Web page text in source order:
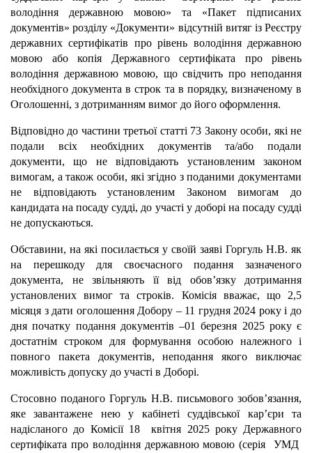
володіння державною мовою» та «Пакет підписаних
документів» розділу «Документи» відсутній витяг із Реєстру
державних сертифікатів про рівень володіння державною
мовою або копія Державного сертифіката про рівень
володіння державною мовою, що свідчить про неподання
необхідного документа в строк та в порядку, визначеному в
Оголошенні, з дотриманням вимог до його оформлення.
Відповідно до частини третьої статті 73 Закону особи, які не
подали всіх необхідних документів та/або подали
документи, що не відповідають установленим законом
вимогам, а також особи, які згідно з поданими документами
не відповідають установленим Законом вимогам до
кандидата на посаду судді, до участі у доборі на посаду судді
не допускаються.
Обставини, на які посилається у своїй заяві Горгуль Н.В. як
на перешкоду для своєчасного подання зазначеного
документа, не звільняють її від обов’язку дотримання
установлених вимог та строків. Комісія вважає, що 2,5
місяця з дати оголошення Добору – 11 грудня 2024 року і до
дня початку подання документів –01 березня 2025 року є
достатнім строком для формування особою належного і
повного пакета документів, неподання якого виключає
можливість допуску до участі в Доборі.
Стосовно поданого Горгуль Н.В. письмового зобов’язання,
яке завантажене нею у кабінеті суддівської кар’єри та
надісланого до Комісії 18 квітня 2025 року Державного
сертифіката про володіння державною мовою (серія УМД